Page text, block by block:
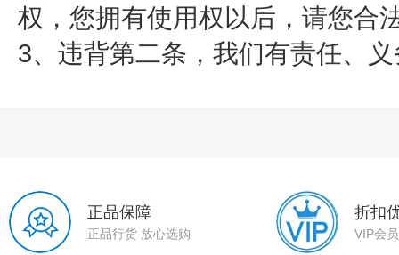
权，您拥有使用权以后，请您合
3、违背第二条，我们有责任、
正品保障
正品行货 放心选购
折扣
VIP会